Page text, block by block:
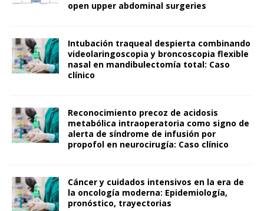
open upper abdominal surgeries
Intubación traqueal despierta combinando
videolaringoscopia y broncoscopia flexible
nasal en mandibulectomía total: Caso
clínico
Reconocimiento precoz de acidosis
metabólica intraoperatoria como signo de
alerta de síndrome de infusión por
propofol en neurocirugía: Caso clínico
Cáncer y cuidados intensivos en la era de
la oncología moderna: Epidemiología,
pronóstico, trayectorias